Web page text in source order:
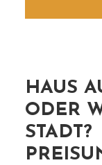
HAUS
ODER
STADT?